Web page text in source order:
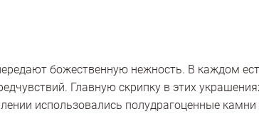
божественную нежность. В каждом
Главную скрипку в этих
использовались полудрагоценные камни